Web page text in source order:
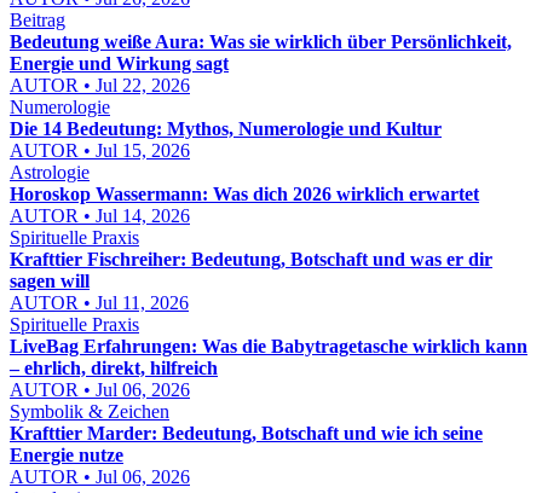
Beitrag
Bedeutung weiße Aura: Was sie wirklich über Persönlichkeit,
Energie und Wirkung sagt
AUTOR • Jul 22, 2026
Numerologie
Die 14 Bedeutung: Mythos, Numerologie und Kultur
AUTOR • Jul 15, 2026
Astrologie
Horoskop Wassermann: Was dich 2026 wirklich erwartet
AUTOR • Jul 14, 2026
Spirituelle Praxis
Krafttier Fischreiher: Bedeutung, Botschaft und was er dir
sagen will
AUTOR • Jul 11, 2026
Spirituelle Praxis
LiveBag Erfahrungen: Was die Babytragetasche wirklich kann
– ehrlich, direkt, hilfreich
AUTOR • Jul 06, 2026
Symbolik & Zeichen
Krafttier Marder: Bedeutung, Botschaft und wie ich seine
Energie nutze
AUTOR • Jul 06, 2026